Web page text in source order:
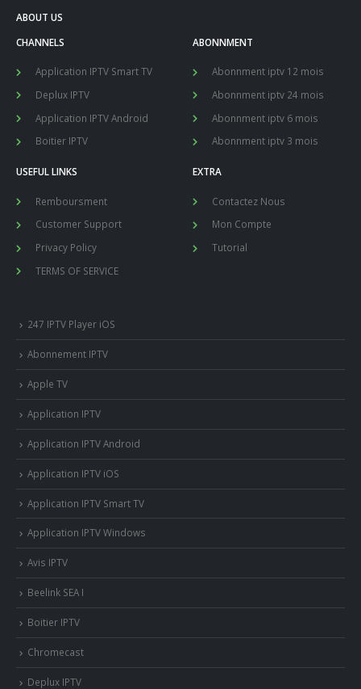
ABOUT US
CHANNELS
Application IPTV Smart TV
Deplux IPTV
Application IPTV Android
Boitier IPTV
ABONNMENT
Abonnment iptv 12 mois
Abonnment iptv 24 mois
Abonnment iptv 6 mois
Abonnment iptv 3 mois
USEFUL LINKS
Remboursment
Customer Support
Privacy Policy
TERMS OF SERVICE
EXTRA
Contactez Nous
Mon Compte
Tutorial
247 IPTV Player iOS
Abonnement IPTV
Apple TV
Application IPTV
Application IPTV Android
Application IPTV iOS
Application IPTV Smart TV
Application IPTV Windows
Avis IPTV
Beelink SEA I
Boitier IPTV
Chromecast
Deplux IPTV